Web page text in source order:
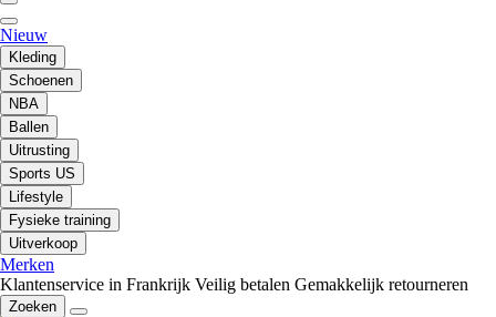
Nieuw
Kleding
Schoenen
NBA
Ballen
Uitrusting
Sports US
Lifestyle
Fysieke training
Uitverkoop
Merken
Klantenservice in Frankrijk Veilig betalen Gemakkelijk retourneren
Zoeken